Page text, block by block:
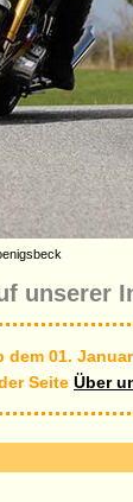
unserer
01. Januar
Seite Über